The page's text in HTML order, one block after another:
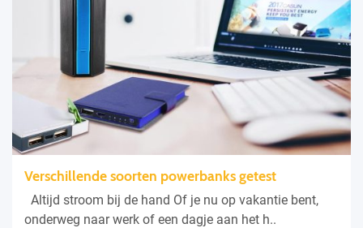
Verschillende soorten powerbanks getest
Altijd stroom bij de hand Of je nu op vakantie bent,
onderweg naar werk of een dagje aan het h..